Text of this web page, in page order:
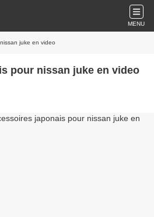
MENU
juke en video
pour nissan juke en video